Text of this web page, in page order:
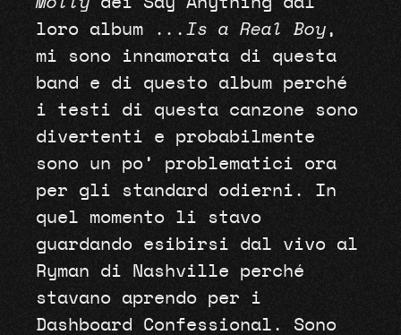
loro album . ..Is a Real Boy,
mi sono innamorata di questa
band e di questo album perché
i testi di questa canzone sono
divertenti e probabilmente
sono un po’ problematici ora
per gli standard odierni. In
quel momento li stavo
guardando esibirsi dal vivo al
Ryman di Nashville perché
stavano aprendo per i
Dashboard Confessional. Sono